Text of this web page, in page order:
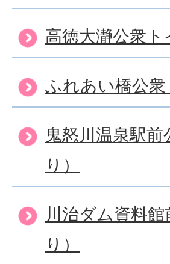
高徳大瀞公衆
ふれあい橋公
鬼怒川温泉駅
り）
川治ダム資料
り）